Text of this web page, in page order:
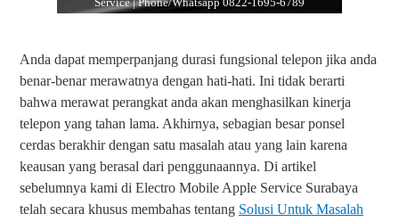
Anda dapat memperpanjang durasi fungsional telepon jika anda
benar-benar merawatnya dengan hati-hati. Ini tidak berarti
bahwa merawat perangkat anda akan menghasilkan kinerja
telepon yang tahan lama. Akhirnya, sebagian besar ponsel
cerdas berakhir dengan satu masalah atau yang lain karena
keausan yang berasal dari penggunaannya. Di artikel
sebelumnya kami di Electro Mobile Apple Service Surabaya
telah secara khusus membahas tentang Solusi Untuk Masalah